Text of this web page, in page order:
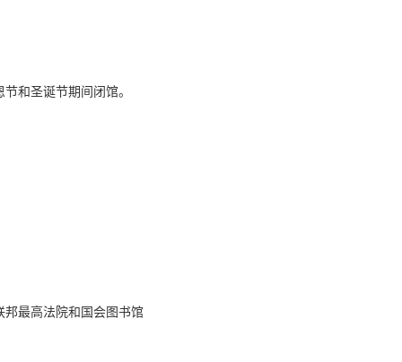
和圣诞节期间闭馆。
邦最高法院和国会图书馆